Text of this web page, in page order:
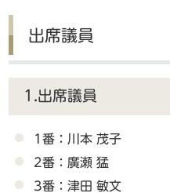
出席議員
1.出席議員
1番：川本 茂子
2番：廣瀬 猛
3番：津田 敏文